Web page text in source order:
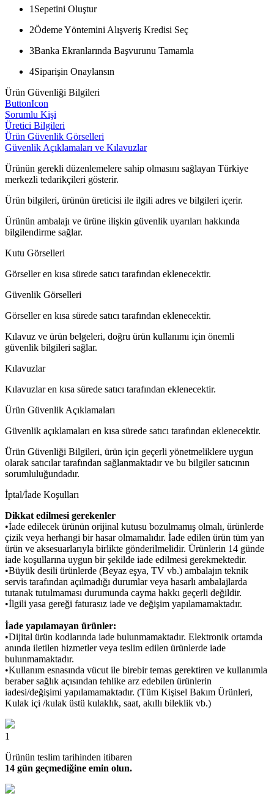
1 Sepetini Oluştur
2Ödeme Yöntemini Alışveriş Kredisi Seç
3Banka Ekranlarında Başvurunu Tamamla
4Siparişin Onaylansın
Ürün Güvenliği Bilgileri
ButtonIcon
Sorumlu Kişi
Üretici Bilgileri
Ürün Güvenlik Görselleri
Güvenlik Açıklamaları ve Kılavuzlar
Ürünün gerekli düzenlemelere sahip olmasını sağlayan Türkiye
merkezli tedarikçileri gösterir.
Ürün bilgileri, ürünün üreticisi ile ilgili adres ve bilgileri içerir.
Ürünün ambalajı ve ürüne ilişkin güvenlik uyarıları hakkında
bilgilendirme sağlar.
Kutu Görselleri
Görseller en kısa sürede satıcı tarafından eklenecektir.
Güvenlik Görselleri
Görseller en kısa sürede satıcı tarafından eklenecektir.
Kılavuz ve ürün belgeleri, doğru ürün kullanımı için önemli
güvenlik bilgileri sağlar.
Kılavuzlar
Kılavuzlar en kısa sürede satıcı tarafından eklenecektir.
Ürün Güvenlik Açıklamaları
Güvenlik açıklamaları en kısa sürede satıcı tarafından eklenecektir.
Ürün Güvenliği Bilgileri, ürün için geçerli yönetmeliklere uygun
olarak satıcılar tarafından sağlanmaktadır ve bu bilgiler satıcının
sorumluluğundadır.
İptal/İade Koşulları
Dikkat edilmesi gerekenler
•İade edilecek ürünün orijinal kutusu bozulmamış olmalı, ürünlerde
çizik veya herhangi bir hasar olmamalıdır. İade edilen ürün tüm yan
ürün ve aksesuarlarıyla birlikte gönderilmelidir. Ürünlerin 14 günde
iade koşullarına uygun bir şekilde iade edilmesi gerekmektedir.
•Büyük desili ürünlerde (Beyaz eşya, TV vb.) ambalajın teknik
servis tarafından açılmadığı durumlar veya hasarlı ambalajlarda
tutanak tutulmaması durumunda cayma hakkı geçerli değildir.
•İlgili yasa gereği faturasız iade ve değişim yapılamamaktadır.
İade yapılamayan ürünler:
•Dijital ürün kodlarında iade bulunmamaktadır. Elektronik ortamda
anında iletilen hizmetler veya teslim edilen ürünlerde iade
bulunmamaktadır.
•Kullanım esnasında vücut ile birebir temas gerektiren ve kullanımla
beraber sağlık açısından tehlike arz edebilen ürünlerin
iadesi/değişimi yapılamamaktadır. (Tüm Kişisel Bakım Ürünleri,
Kulak içi /kulak üstü kulaklık, saat, akıllı bileklik vb.)
1
Ürünün teslim tarihinden itibaren
14 gün geçmediğine emin olun.